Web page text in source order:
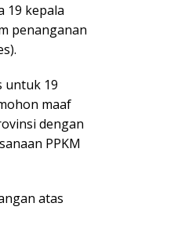
19 kepala
penanganan
untuk 19
maaf
dengan
PPKM
atas